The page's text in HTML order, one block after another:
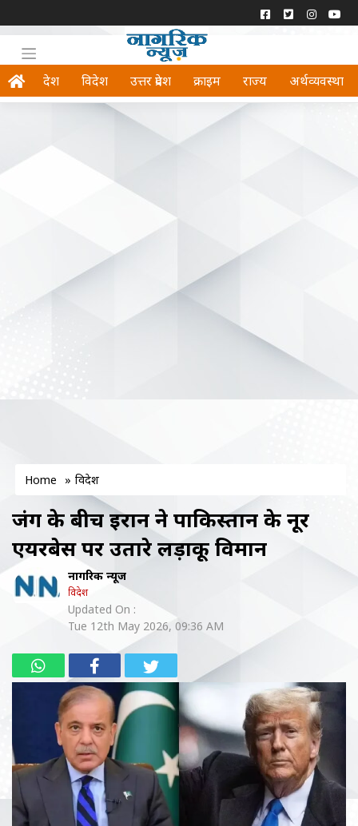
देश विदेश उत्तर प्रदेश क्राइम राज्य अर्थव्यवस्था
Home » विदेश
जंग के बीच ईरान ने पाकिस्तान के नूर
एयरबेस पर उतारे लड़ाकू विमान
नागरिक न्यूज
विदेश
Updated On :
Tue 12th May 2026, 09:36 AM